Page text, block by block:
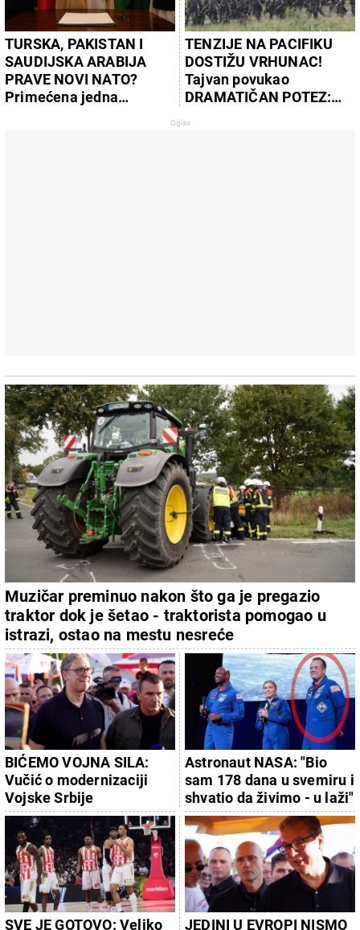
TURSKA, PAKISTAN I
SAUDIJSKA ARABIJA
PRAVE NOVI NATO?
Primećena jedna
TENZIJE NA PACIFIKU
DOSTIŽU VRHUNAC!
Tajvan povukao
DRAMATIČAN POTEZ:
Muzičar preminuo nakon što ga je pregazio
traktor dok je šetao - traktorista pomogao u
istrazi, ostao na mestu nesreće
BIĆEMO VOJNA SILA:
Vučić o modernizaciji
Vojske Srbije
Astronaut NASA: "Bio
sam 178 dana u svemiru i
shvatio da živimo - u laži"
SVE JE GOTOVO: Veliko JEDINI U EVROPI NISMO